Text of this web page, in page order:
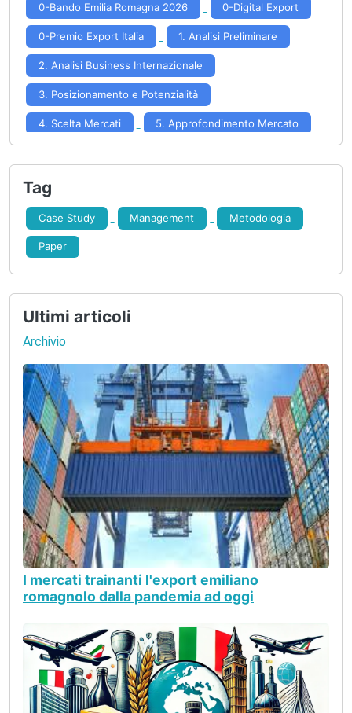
0-Bando Emilia Romagna 2026 0-Digital Export
0-Premio Export Italia 1. Analisi Preliminare
2. Analisi Business Internazionale
3. Posizionamento e Potenzialità
4. Scelta Mercati 5. Approfondimento Mercato
8. Controllo Risultati
Tag
Case Study Management Metodologia
Paper
Ultimi articoli
Archivio
I mercati trainanti l'export emiliano
romagnolo dalla pandemia ad oggi